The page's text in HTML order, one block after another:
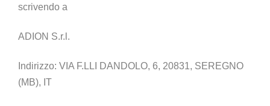
scrivendo a
ADION S.r.l.
Indirizzo: VIA F.LLI DANDOLO, 6, 20831, SEREGNO
(MB), IT